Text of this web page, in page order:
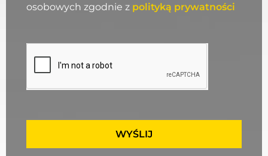
osobowych zgodnie z polityką prywatności
WYŚLIJ